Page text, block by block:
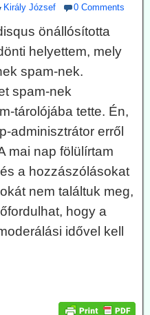
Király József 0 Comments
önállósította
helyettem, mely
spam-nek.
spam-nek
tárolójába tette. Én,
adminisztrátor erről
mai nap fölülírtam
a hozzászólásokat
nem találtuk meg,
hogy a
idővel kell